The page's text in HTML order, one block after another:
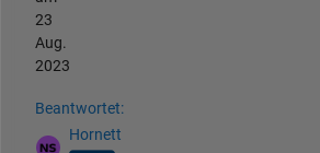
23
Aug.
2023
Beantwortet:
Hornett